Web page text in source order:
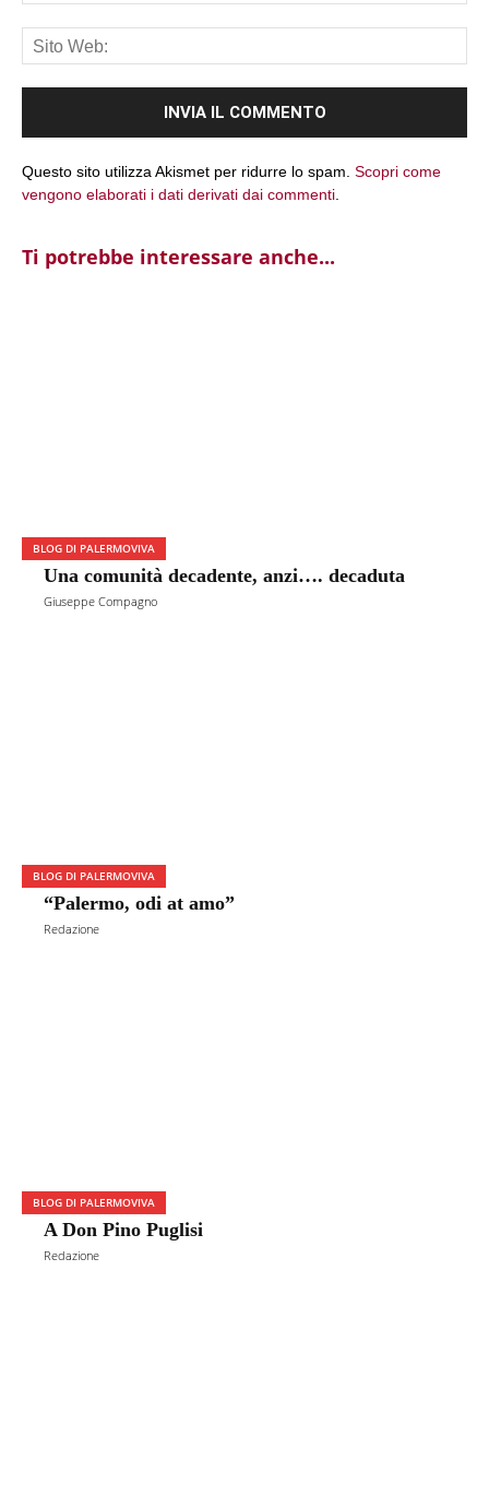
Questo sito utilizza Akismet per ridurre lo spam. Scopri come
vengono elaborati i dati derivati dai commenti
Ti potrebbe interessare anche...
BLOG DI PALERMOVIVA
Una comunità decadente, anzi…. decaduta
Giuseppe Compagno
BLOG DI PALERMOVIVA
“Palermo, odi at amo”
Redazione
BLOG DI PALERMOVIVA
A Don Pino Puglisi
Redazione